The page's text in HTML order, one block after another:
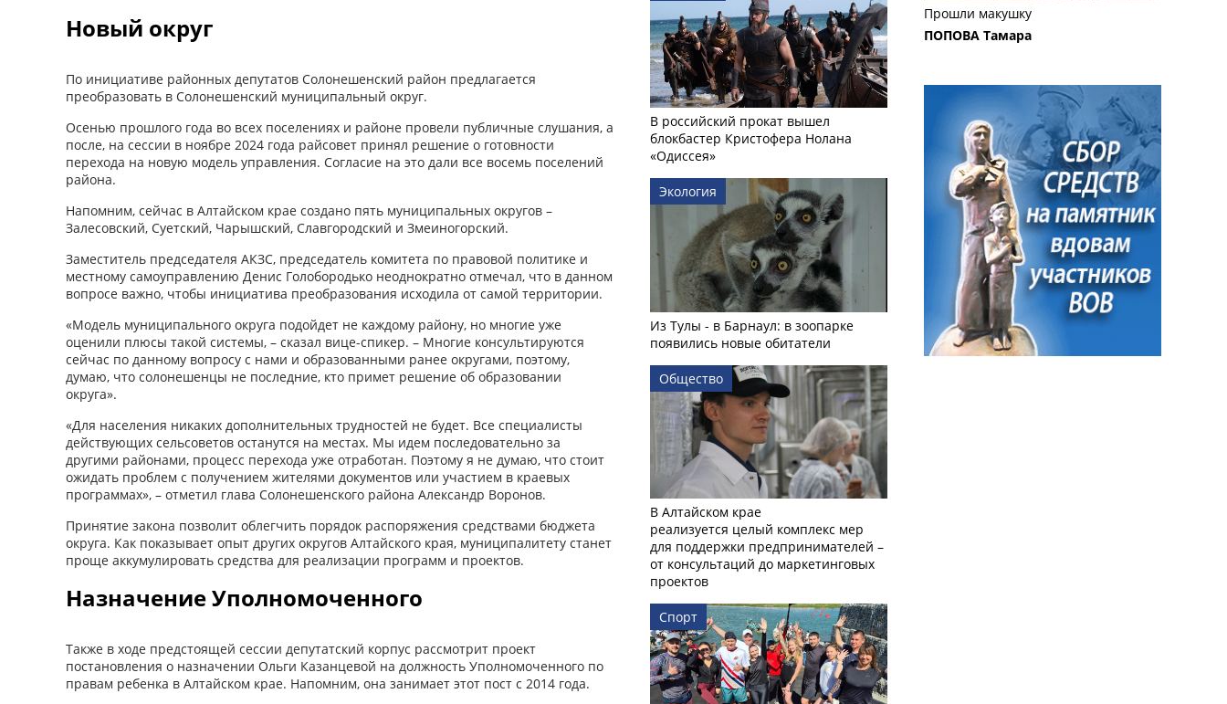
Новый округ
По инициативе районных депутатов Солонешенский район предлагается
преобразовать в Солонешенский муниципальный округ.
Осенью прошлого года во всех поселениях и районе провели публичные слушания, а
после, на сессии в ноябре 2024 года райсовет принял решение о готовности
перехода на новую модель управления. Согласие на это дали все восемь поселений
района.
Напомним, сейчас в Алтайском крае создано пять муниципальных округов –
Залесовский, Суетский, Чарышский, Славгородский и Змеиногорский.
Заместитель председателя АКЗС, председатель комитета по правовой политике и
местному самоуправлению Денис Голобородько неоднократно отмечал, что в данном
вопросе важно, чтобы инициатива преобразования исходила от самой территории.
«Модель муниципального округа подойдет не каждому району, но многие уже
оценили плюсы такой системы, – сказал вице-спикер. – Многие консультируются
сейчас по данному вопросу с нами и образованными ранее округами, поэтому,
думаю, что солонешенцы не последние, кто примет решение об образовании
округа».
«Для населения никаких дополнительных трудностей не будет. Все специалисты
действующих сельсоветов останутся на местах. Мы идем последовательно за
другими районами, процесс перехода уже отработан. Поэтому я не думаю, что стоит
ожидать проблем с получением жителями документов или участием в краевых
программах», – отметил глава Солонешенского района Александр Воронов.
Принятие закона позволит облегчить порядок распоряжения средствами бюджета
округа. Как показывает опыт других округов Алтайского края, муниципалитету станет
проще аккумулировать средства для реализации программ и проектов.
Назначение Уполномоченного
Также в ходе предстоящей сессии депутатский корпус рассмотрит проект
постановления о назначении Ольги Казанцевой на должность Уполномоченного по
правам ребенка в Алтайском крае. Напомним, она занимает этот пост с 2014 года.
В российский прокат вышел
блокбастер Кристофера Нолана
«Одиссея»
Экология
Из Тулы - в Барнаул: в зоопарке
появились новые обитатели
Общество
В Алтайском крае
реализуется целый комплекс мер
для поддержки предпринимателей –
от консультаций до маркетинговых
проектов
Спорт
Прошли макушку
ПОПОВА Тамара